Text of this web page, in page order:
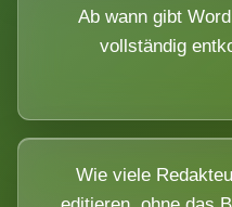
Ab wann gibt
vollständig
Wie viele